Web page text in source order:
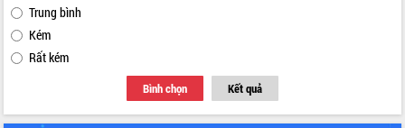
Trung bình
Kém
Rất kém
Bình chọn Kết quả